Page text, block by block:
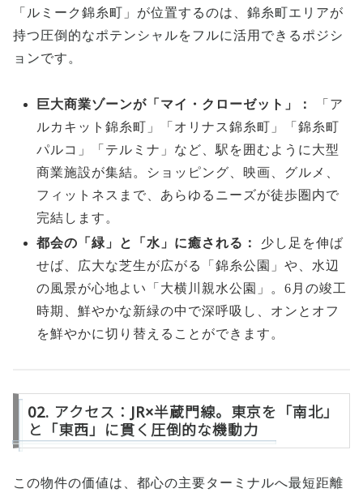
「ルミーク錦糸町」が位置するのは、錦糸町エリアが
持つ圧倒的なポテンシャルをフルに活用できるポジシ
ョンです。
巨大商業ゾーンが「マイ・クローゼット」：
「ア
ルカキット錦糸町」「オリナス錦糸町」「錦糸町
パルコ」「テルミナ」など、駅を囲むように大型
商業施設が集結。ショッピング、映画、グルメ、
フィットネスまで、あらゆるニーズが徒歩圏内で
完結します。
都会の「緑」と「水」に癒される：
少し足を伸ば
せば、広大な芝生が広がる「錦糸公園」や、水辺
の風景が心地よい「大横川親水公園」。6月の竣工
時期、鮮やかな新緑の中で深呼吸し、オンとオフ
を鮮やかに切り替えることができます。
02. アクセス：JR×半蔵門線。東京を「南北」
と「東西」に貫く圧倒的な機動力
この物件の価値は、都心の主要ターミナルへ最短距離